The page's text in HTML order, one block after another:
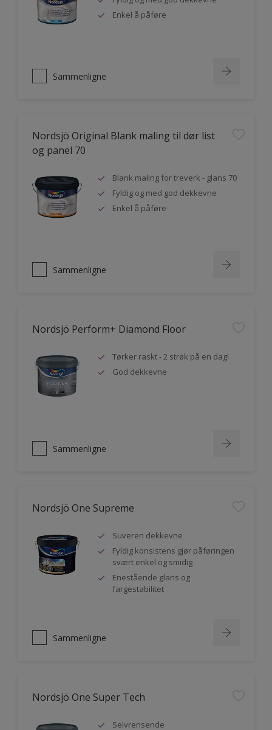
Enkel å påføre
Sammenligne
Nordsjö Original Blank maling til dør list
og panel 70
Blank maling for treverk - glans 70
Fyldig og med god dekkevne
Enkel å påføre
Sammenligne
Nordsjö Perform+ Diamond Floor
Tørker raskt - 2 strøk på en dag!
God dekkevne
Sammenligne
Nordsjö One Supreme
Suveren dekkevne
Fyldig konsistens gjør påføringen
svært enkel og smidig
Enestående glans og
fargestabilitet
Sammenligne
Nordsjö One Super Tech
Selvrensende